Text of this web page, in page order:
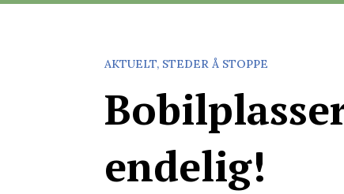
AKTUELT, STEDER Å STOPPE
endelig!